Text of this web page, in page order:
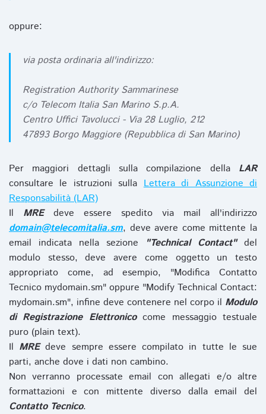
oppure:
via posta ordinaria all'indirizzo:
Registration Authority Sammarinese
c/o Telecom Italia San Marino S.p.A.
Centro Uffici Tavolucci - Via 28 Luglio, 212
47893 Borgo Maggiore (Repubblica di San Marino)
Per maggiori dettagli sulla compilazione della LAR
consultare le istruzioni sullaLettera di Assunzione di
Responsabilità (LAR)
Il MREdeve essere spedito via mail all'indirizzo
domain@telecomitalia.sm, deve avere come mittente la
email indicata nella sezione
"Technical Contact"del
modulo stesso, deve avere come oggetto un testo
appropriato come, ad esempio, "Modifica Contatto
Tecnico mydomain.sm" oppure "Modify Technical Contact:
mydomain.sm", infine deve contenere nel corpo il Modulo
di Registrazione Elettronicocome messaggio testuale
puro (plain text).
Il MREdeve sempre essere compilato in tutte le sue
parti, anche dove i dati non cambino.
Non verranno processate email con allegati e/o altre
formattazioni e con mittente diverso dalla email del
Contatto Tecnico.